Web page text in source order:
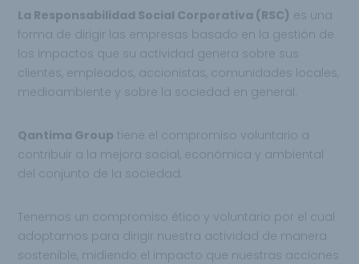
La Responsabilidad Social Corporativa (RSC) es una
forma de dirigir las empresas basado en la gestión de
los impactos que su actividad genera sobre sus
clientes, empleados, accionistas, comunidades locales,
medioambiente y sobre la sociedad en general.
Qantima Group tiene el compromiso voluntario a
contribuir a la mejora social, económica y ambiental
del conjunto de la sociedad.
Tenemos un compromiso ético y voluntario por el cual
adoptamos para dirigir nuestra actividad de manera
sostenible, midiendo el impacto que nuestras acciones